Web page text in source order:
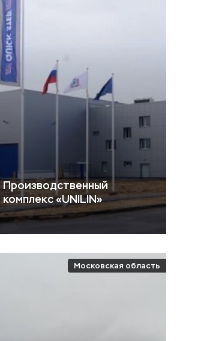
Производственный
комплекс «UNILIN»
Московская область